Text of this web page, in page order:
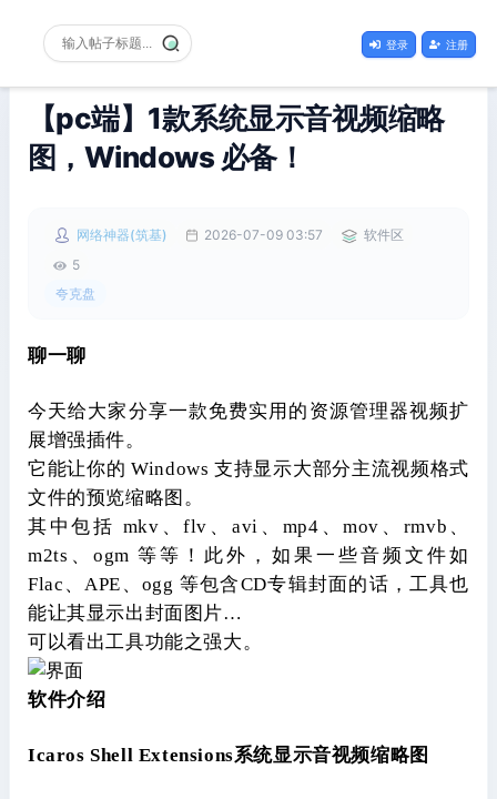
登录 注册
【pc端】1款系统显示音视频缩略
图，Windows 必备！
网络神器(筑基) 2026-07-09 03:57
软件区
5
夸克盘
聊一聊
今天给大家分享一款免费实用的资源管理器视频扩
展增强插件。
它能让你的 Windows 支持显示大部分主流视频格式
文件的预览缩略图。
其中包括 mkv、flv、avi、mp4、mov、rmvb、
m2ts、ogm 等等！此外，如果一些音频文件如
Flac、APE、ogg 等包含CD专辑封面的话，工具也
能让其显示出封面图片…
可以看出工具功能之强大。
软件介绍
Icaros Shell Extensions系统显示音视频缩略图